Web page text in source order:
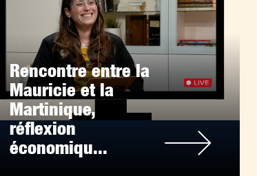
Rencontre entre la
Mauricie et la
Martinique,
réflexion
économiqu...